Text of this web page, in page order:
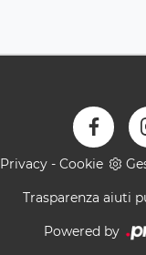
Privacy - Cookie
Trasparenza aiuti
Powered by